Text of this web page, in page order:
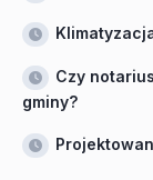
Czy
gminy?